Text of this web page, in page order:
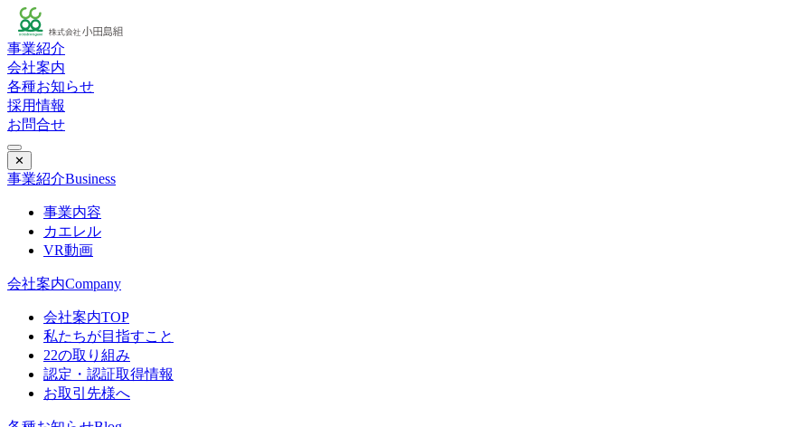
事業紹介
会社案内
各種お知らせ
採用情報
お問合せ
✕
事業紹介Business
事業内容
カエレル
VR動画
会社案内Company
会社案内TOP
私たちが目指すこと
22の取り組み
認定・認証取得情報
お取引先様へ